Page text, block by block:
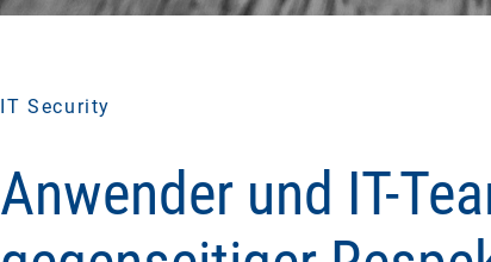
IT Security
Anwender und IT-